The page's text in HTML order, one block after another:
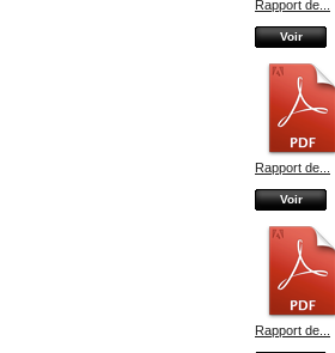
Rapport de...
Voir
Rapport de...
Voir
Rapport de...